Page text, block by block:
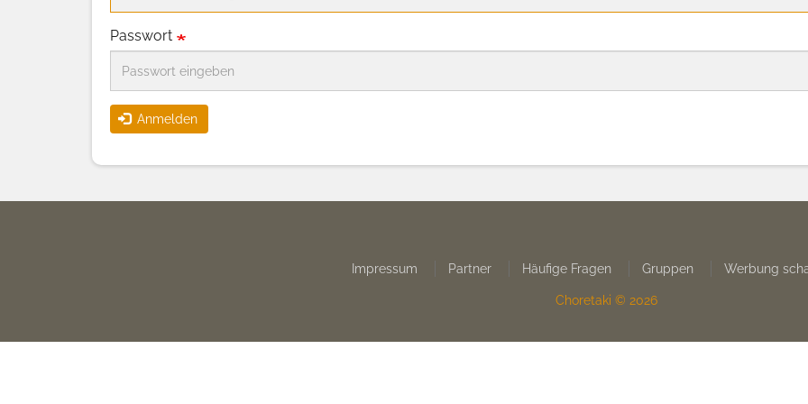
Passwort
Anmelden
Impressum Partner Häufige Fragen Gruppen Werbung
Choretaki © 2026